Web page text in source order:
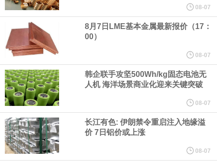
用人形机器人、四足机器人等产品。
美国总统特朗普6日否认他对国防部长赫格塞思不满，称对赫格塞思
所做的工作“非常满意”。特朗普在社交媒体上发帖称，一些媒体有关
他与赫格塞思就弹药短缺问题发生冲突的报道是“完全没有根据的谣
言”，他对赫格塞思所做的工作“非常满意”。
纽约期银突破64美元/盎司，日内涨3.91%。
08-07
8月7日LME基本金属最新报价（17：
00）
08-07
韩企联手攻坚500Wh/kg固态电池无
人机 海洋场景商业化迎来关键突破
08-07
长江有色: 伊朗禁令重启注入地缘溢
价 7日铝价或上涨
08-07